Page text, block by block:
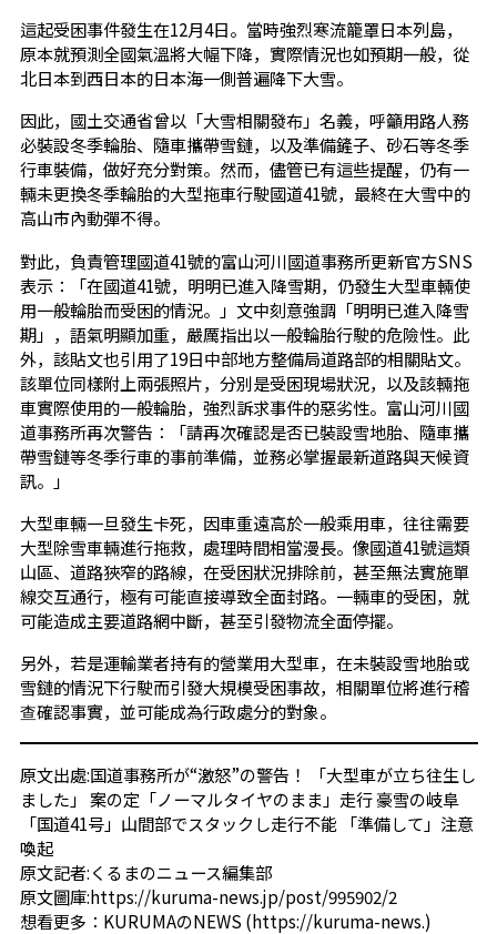
這起受困事件發生在12月4日。當時強烈寒流籠罩日本列島，
原本就預測全國氣溫將大幅下降，實際情況也如預期一般，從
北日本到西日本的日本海一側普遍降下大雪。
因此，國土交通省曾以「大雪相關發布」名義，呼籲用路人務
必裝設冬季輪胎、隨車攜帶雪鏈，以及準備鏟子、砂石等冬季
行車裝備，做好充分對策。然而，儘管已有這些提醒，仍有一
輛未更換冬季輪胎的大型拖車行駛國道41號，最終在大雪中的
高山市內動彈不得。
對此，負責管理國道41號的富山河川國道事務所更新官方SNS
表示：「在國道41號，明明已進入降雪期，仍發生大型車輛使
用一般輪胎而受困的情況。」文中刻意強調「明明已進入降雪
期」，語氣明顯加重，嚴厲指出以一般輪胎行駛的危險性。此
外，該貼文也引用了19日中部地方整備局道路部的相關貼文。
該單位同樣附上兩張照片，分別是受困現場狀況，以及該輛拖
車實際使用的一般輪胎，強烈訴求事件的惡劣性。富山河川國
道事務所再次警告：「請再次確認是否已裝設雪地胎、隨車攜
帶雪鏈等冬季行車的事前準備，並務必掌握最新道路與天候資
訊。」
大型車輛一旦發生卡死，因車重遠高於一般乘用車，往往需要
大型除雪車輛進行拖救，處理時間相當漫長。像國道41號這類
山區、道路狹窄的路線，在受困狀況排除前，甚至無法實施單
線交互通行，極有可能直接導致全面封路。一輛車的受困，就
可能造成主要道路網中斷，甚至引發物流全面停擺。
另外，若是運輸業者持有的營業用大型車，在未裝設雪地胎或
雪鏈的情況下行駛而引發大規模受困事故，相關單位將進行稽
查確認事實，並可能成為行政處分的對象。
原文出處:国道事務所が“激怒”の警告！ 「大型車が立ち往生し
ました」 案の定「ノーマルタイヤのまま」走行 豪雪の岐阜
「国道41号」山間部でスタックし走行不能 「準備して」注意
喚起
原文記者:くるまのニュース編集部
原文圖庫:https://kuruma-news.jp/post/995902/2
想看更多： KURUMAのNEWS (https://kuruma-news.)